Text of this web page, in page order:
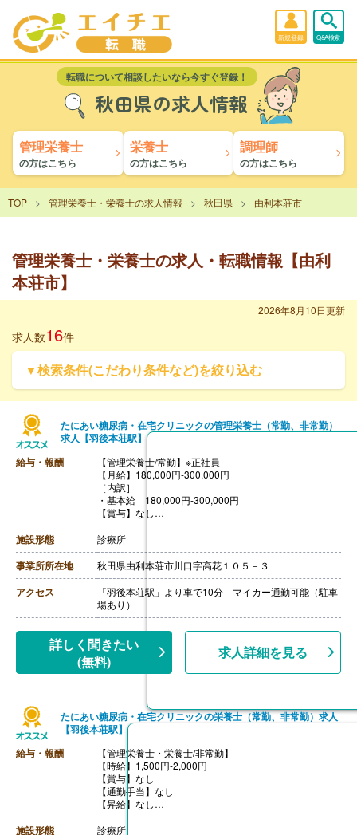
新規登録 Q&A検索
転職について相談したいなら今すぐ登録！
秋田県の求人情報
管理栄養士
の方はこちら
栄養士
の方はこちら
調理師
の方はこちら
TOP 管理栄養士・栄養士の求人情報 秋田県 由利本荘市
管理栄養士・栄養士の求人・転職情報【由利
本荘市】
2026年8月10日更新
求人数16件
▼検索条件(こだわり条件など)を絞り込む
たにあい糖尿病・在宅クリニックの管理栄養士（常勤、非常勤）
求人【羽後本荘駅】
給与・報酬
【管理栄養士/常勤】※正社員
【月給】180,000円-300,000円
［内訳］
・基本給 180,000円-300,000円
【賞与】なし
【昇給】なし
【退職金】なし
++++++++++++++++++++
【管理栄養士・栄養士/非常勤】
【時給】1,500円-2,000円
【賞与】なし
【通勤手当】なし
【昇給】なし
施設形態 診療所
事業所所在地 秋田県由利本荘市川口字高花１０５－３
アクセス
「羽後本荘駅」より車で10分 マイカー通勤可能（駐車
場あり）
詳しく聞きたい
(無料)
求人詳細を見る
たにあい糖尿病・在宅クリニックの栄養士（常勤、非常勤）求人
【羽後本荘駅】
給与・報酬
【管理栄養士・栄養士/非常勤】
【時給】1,500円-2,000円
【賞与】なし
【通勤手当】なし
【昇給】なし
【退職金】なし
施設形態 診療所